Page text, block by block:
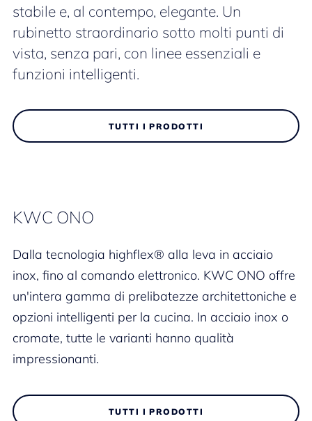
stabile e, al contempo, elegante. Un
rubinetto straordinario sotto molti punti di
vista, senza pari, con linee essenziali e
funzioni intelligenti.
TUTTI I PRODOTTI
KWC ONO
Dalla tecnologia highflex® alla leva in acciaio
inox, fino al comando elettronico. KWC ONO offre
un'intera gamma di prelibatezze architettoniche e
opzioni intelligenti per la cucina. In acciaio inox o
cromate, tutte le varianti hanno qualità
impressionanti.
TUTTI I PRODOTTI